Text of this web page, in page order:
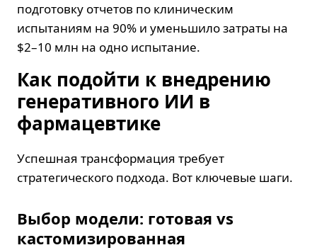
подготовку отчетов по клиническим
испытаниям на 90% и уменьшило затраты на
$2–10 млн на одно испытание.
Как подойти к внедрению
генеративного ИИ в
фармацевтике
Успешная трансформация требует
стратегического подхода. Вот ключевые шаги.
Выбор модели: готовая vs
кастомизированная